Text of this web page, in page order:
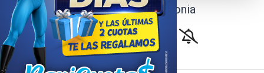
Noticias de la Patagonia